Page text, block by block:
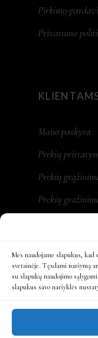
Mes naudojame slapukus,
svetainėje. Tęsdami naršymą
su slapukų naudojimo
slapukus savo naršyklės
Pirkimo-
Privatumo
Mano paskyra
Prekių
Prekių
Prekių